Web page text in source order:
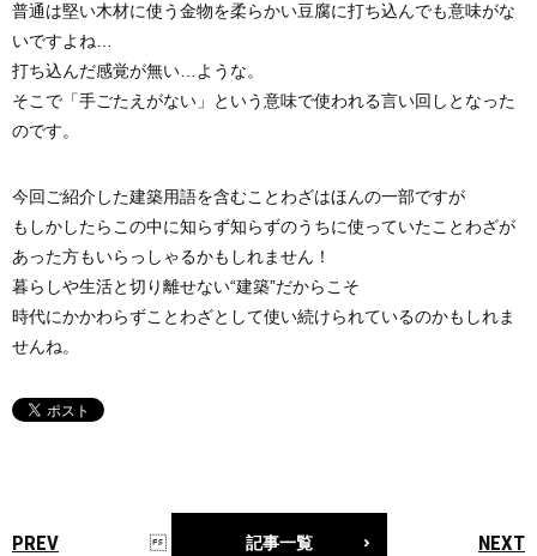
普通は堅い木材に使う金物を柔らかい豆腐に打ち込んでも意味がな
いですよね…
打ち込んだ感覚が無い…ような。
そこで「手ごたえがない」という意味で使われる言い回しとなった
のです。
今回ご紹介した建築用語を含むことわざはほんの一部ですが
もしかしたらこの中に知らず知らずのうちに使っていたことわざが
あった方もいらっしゃるかもしれません！
暮らしや生活と切り離せない“建築”だからこそ
時代にかかわらずことわざとして使い続けられているのかもしれま
せんね。
PREV NEXT
記事一覧